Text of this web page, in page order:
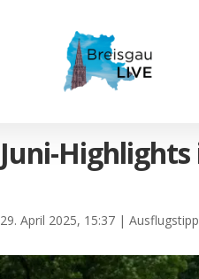
Juni-
29. April 2025, 15:37 |